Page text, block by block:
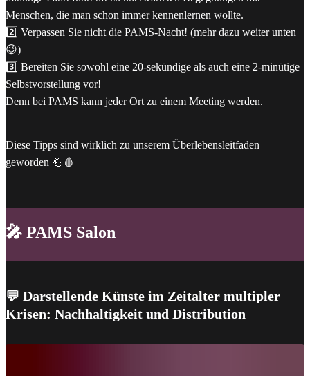
Menschen, die man schon immer kennenlernen wollte.
2️⃣ Verpassen Sie nicht die PAMS-Nacht! (mehr dazu weiter unten
😉)
3️⃣ Bereiten Sie sowohl eine 20-sekündige als auch eine 2-minütige
Selbstvorstellung vor!
Denn bei PAMS kann jeder Ort zu einem Meeting werden.
Diese Tipps sind wirklich zu unserem Überlebensleitfaden
geworden 💪🩸
🎤 PAMS Salon
💬 Darstellende Künste im Zeitalter multipler
Krisen: Nachhaltigkeit und Distribution